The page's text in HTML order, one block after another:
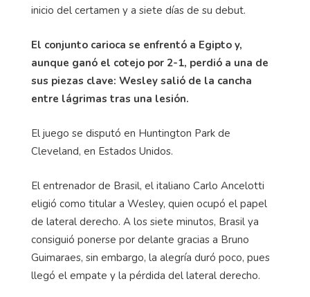
inicio del certamen y a siete días de su debut.
El conjunto carioca se enfrentó a Egipto y,
aunque ganó el cotejo por 2-1, perdió a una de
sus piezas clave: Wesley salió de la cancha
entre lágrimas tras una lesión.
El juego se disputó en Huntington Park de
Cleveland, en Estados Unidos.
El entrenador de Brasil, el italiano Carlo Ancelotti
eligió como titular a Wesley, quien ocupó el papel
de lateral derecho. A los siete minutos, Brasil ya
consiguió ponerse por delante gracias a Bruno
Guimaraes, sin embargo, la alegría duró poco, pues
llegó el empate y la pérdida del lateral derecho.